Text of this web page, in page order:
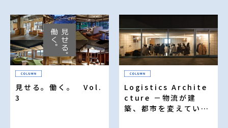
見せる。働く。 Vol.
3
Logistics Archite
cture －物流が建
築、都市を変えていく